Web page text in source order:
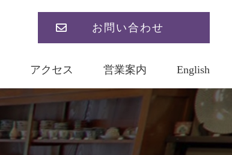
お問い合わせ
アクセス 営業案内 English